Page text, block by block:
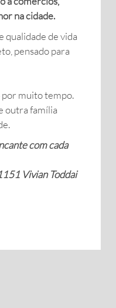
na cidade.
qualidade de vida
pensado para
por muito tempo.
outra família
com cada
Vivian Toddai